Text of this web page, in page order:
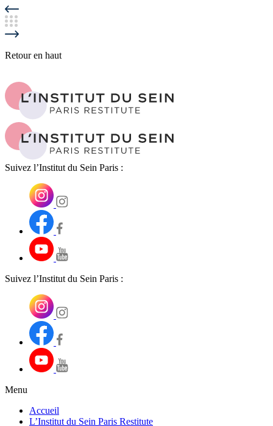
Retour en haut
Suivez l’Institut du Sein Paris :
Suivez l’Institut du Sein Paris :
Menu
Accueil
L’Institut du Sein Paris Restitute